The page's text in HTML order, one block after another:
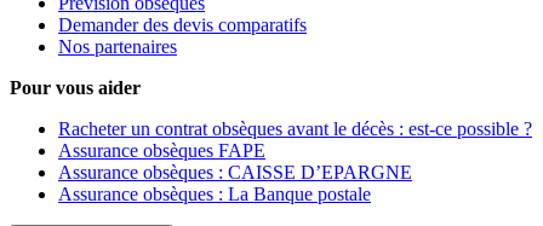
Demander des devis comparatifs
Nos partenaires
Pour vous aider
Racheter un contrat obsèques avant le décès : est-ce possible ?
Assurance obsèques FAPE
Assurance obsèques : CAISSE D’EPARGNE
Assurance obsèques : La Banque postale